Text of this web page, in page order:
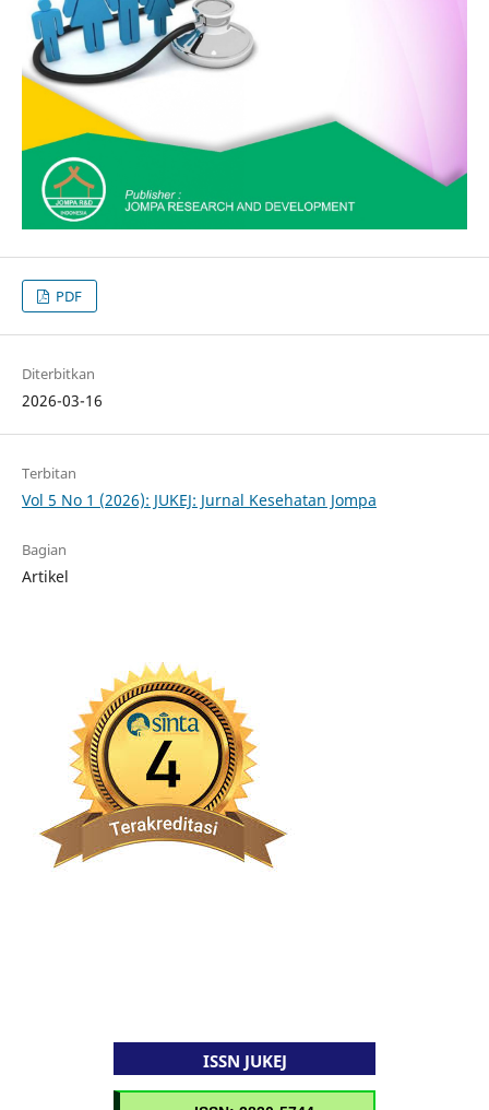
PDF
Diterbitkan
2026-03-16
Terbitan
Vol 5 No 1 (2026): JUKEJ: Jurnal Kesehatan Jompa
Bagian
Artikel
ISSN JUKEJ